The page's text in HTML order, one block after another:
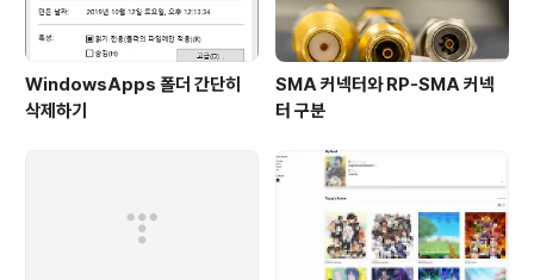
WindowsApps 폴더 간단히
삭제하기
SMA 커넥터와 RP-SMA 커넥
터 구분